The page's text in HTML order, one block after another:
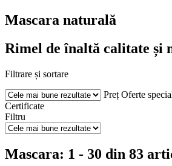
Mascara naturală
Rimel de înaltă calitate și
Filtrare și sortare
Preț Oferte
Certificate
Filtru
Mascara: 1 - 30 din 83